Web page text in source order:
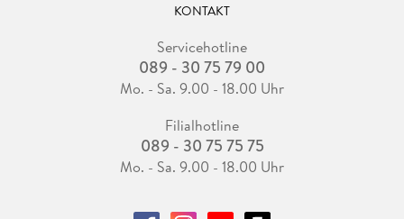
KONTAKT
Servicehotline
089 - 30 75 79 00
Mo. - Sa. 9.00 - 18.00 Uhr
Filialhotline
089 - 30 75 75 75
Mo. - Sa. 9.00 - 18.00 Uhr